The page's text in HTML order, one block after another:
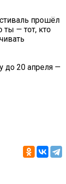
прошёл
ты — тот, кто
до 20 апреля —